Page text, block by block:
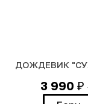
ДОЖДЕВИК
3 990₽